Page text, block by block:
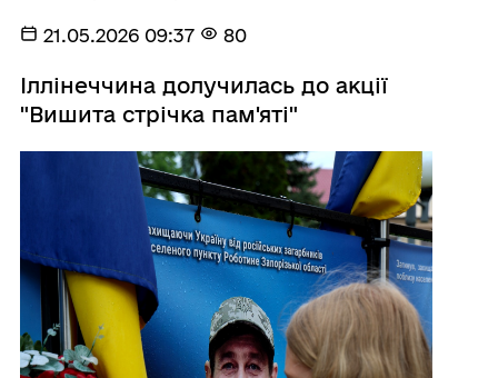
21.05.2026 09:37 80
Іллінеччина долучилась до акції
"Вишита стрічка пам'яті"